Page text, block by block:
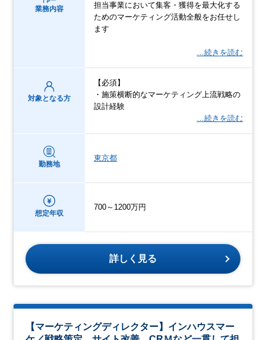
業務内容
担当事業において集客・獲得を最大化する
ためのマーケティング活動全般をお任せし
ます
…続きを読む
対象となる方
【必須】
・施策横断的なマーケティング上流戦略の
設計経験
…続きを読む
勤務地
東京都
想定年収
700～1200万円
詳しく見る
【マーケティングディレクター】インハウスマー